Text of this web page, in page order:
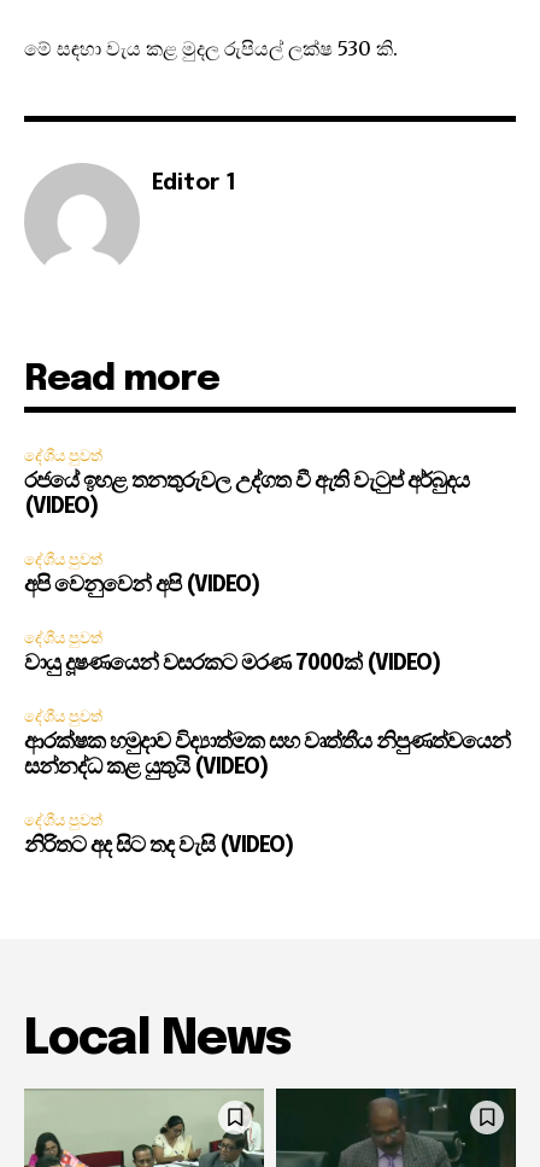
මේ සඳහා වැය කළ මුදල රුපියල් ලක්ෂ 530 කි.
Editor 1
Read more
දේශීය පුවත්
රජයේ ඉහළ තනතුරුවල උද්ගත වී ඇති වැටුප් අර්බුදය
(VIDEO)
දේශීය පුවත්
අපි වෙනුවෙන් අපි (VIDEO)
දේශීය පුවත්
වායු දූෂණයෙන් වසරකට මරණ 7000ක් (VIDEO)
දේශීය පුවත්
ආරක්ෂක හමුදාව විද්‍යාත්මක සහ වෘත්තීය නිපුණත්වයෙන්
සන්නද්ධ කළ යුතුයි (VIDEO)
දේශීය පුවත්
නිරිතට අද සිට තද වැසි (VIDEO)
Local News